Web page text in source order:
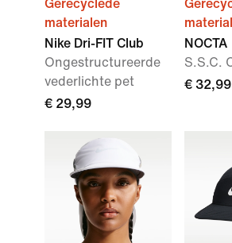
Gerecyclede
materialen
Nike Dri-FIT Club
Ongestructureerde
vederlichte pet
€ 29,99
NOCTA
S.S.C.
€ 32,99